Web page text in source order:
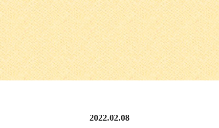
2022.02.08